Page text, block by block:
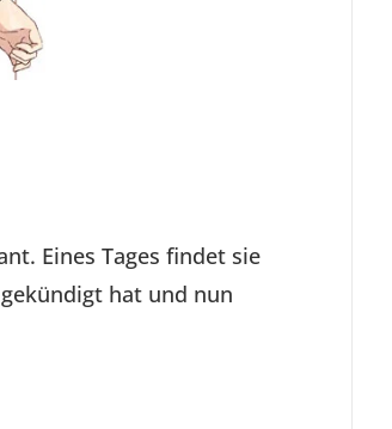
Eines Tages findet sie
hat und nun